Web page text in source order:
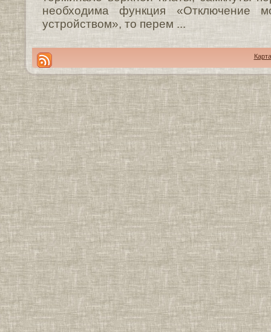
необходима функция «Отключение
устройством», то перем ...